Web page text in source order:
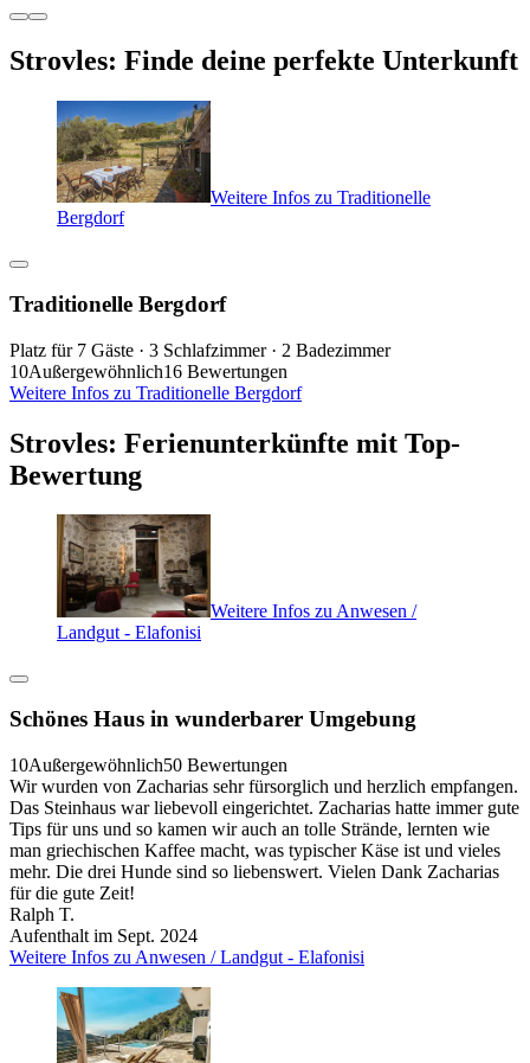
Strovles: Finde deine perfekte Unterkunft
Weitere Infos zu Traditionelle
Bergdorf
Traditionelle Bergdorf
Platz für 7 Gäste · 3 Schlafzimmer · 2 Badezimmer
10Außergewöhnlich16 Bewertungen
Weitere Infos zu Traditionelle Bergdorf
Strovles: Ferienunterkünfte mit Top-
Bewertung
Weitere Infos zu Anwesen /
Landgut - Elafonisi
Schönes Haus in wunderbarer Umgebung
10Außergewöhnlich50 Bewertungen
Wir wurden von Zacharias sehr fürsorglich und herzlich empfangen.
Das Steinhaus war liebevoll eingerichtet. Zacharias hatte immer gute
Tips für uns und so kamen wir auch an tolle Strände, lernten wie
man griechischen Kaffee macht, was typischer Käse ist und vieles
mehr. Die drei Hunde sind so liebenswert. Vielen Dank Zacharias
für die gute Zeit!
Ralph T.
Aufenthalt im Sept. 2024
Weitere Infos zu Anwesen / Landgut - Elafonisi